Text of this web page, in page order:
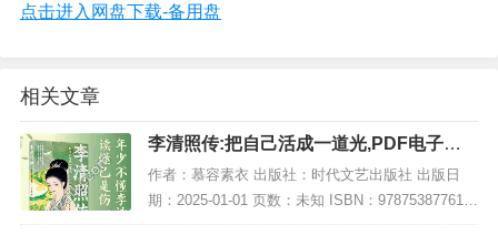
点击进入网盘下载-备用盘
相关文章
李清照传:把自己活成一道光,PDF电子书
网盘下载
作者：慕容素衣 出版社：时代文艺出版社 出版日
期：2025-01-01 页数：未知 ISBN：978753877619
5 电子书大小：208MB [高清扫描版PDF格式] 内容